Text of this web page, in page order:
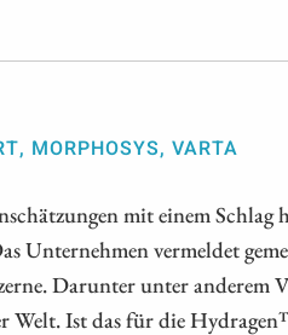
MORPHOSYS, VARTA
mit einem Schlag
Unternehmen vermeldet
Darunter unter anderem
Welt. Ist das für die